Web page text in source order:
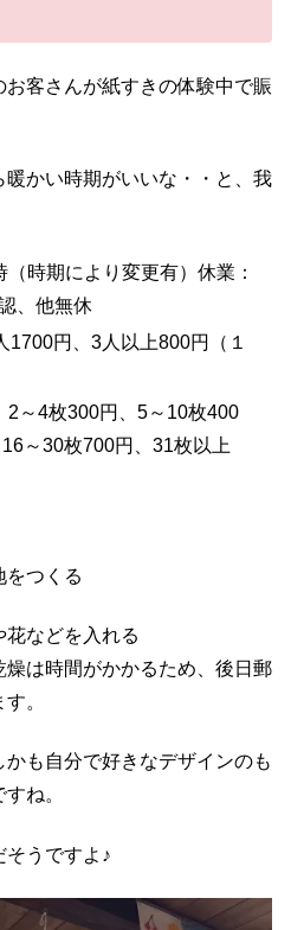
客さんが紙すきの体験中で賑
かい時期がいいな・・と、我
（時期により変更有）休業：
、他無休
1700円、3人以上800円（１
2～4枚300円、5～10枚400
～30枚700円、31枚以上
つくる
などを入れる
時間がかかるため、後日郵
。
も自分で好きなデザインのも
ね。
そうですよ♪